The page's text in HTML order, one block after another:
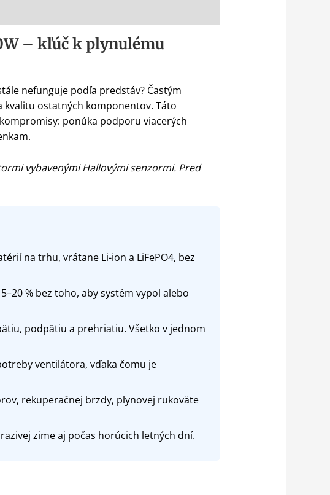
– kľúč k plynulému
nefunguje podľa predstáv? Častým
kvalitu ostatných komponentov. Táto
ponúka podporu viacerých
vybavenými Hallovými senzormi. Pred
na trhu, vrátane Li-ion a LiFePO4, bez
% bez toho, aby systém vypol alebo
podpätiu a prehriatiu. Všetko v jednom
ventilátora, vďaka čomu je
rekuperačnej brzdy, plynovej rukoväte
zime aj počas horúcich letných dní.